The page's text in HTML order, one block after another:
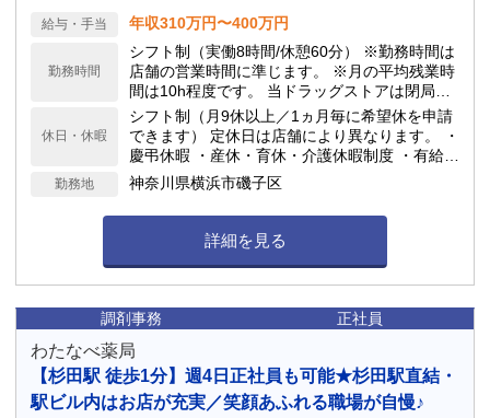
給与・手当 年収310万円〜400万円
勤務時間
シフト制（実働8時間/休憩60分） ※勤務時間は
店舗の営業時間に準じます。 ※月の平均残業時
間は10h程度です。 当ドラッグストアは閉局時
間が早いのが特徴で、18:00や19:00の閉局が多
いです。
休日・休暇
シフト制（月9休以上／1ヵ月毎に希望休を申請
できます） 定休日は店舗により異なります。 ・
慶弔休暇 ・産休・育休・介護休暇制度 ・有給休
暇(勤務6ヶ月後10日付与) ★年間休日117日
勤務地 神奈川県横浜市磯子区
詳細を見る
調剤事務 正社員
わたなべ薬局
【杉田駅 徒歩1分】週4日正社員も可能★杉田駅直結・
駅ビル内はお店が充実／笑顔あふれる職場が自慢♪